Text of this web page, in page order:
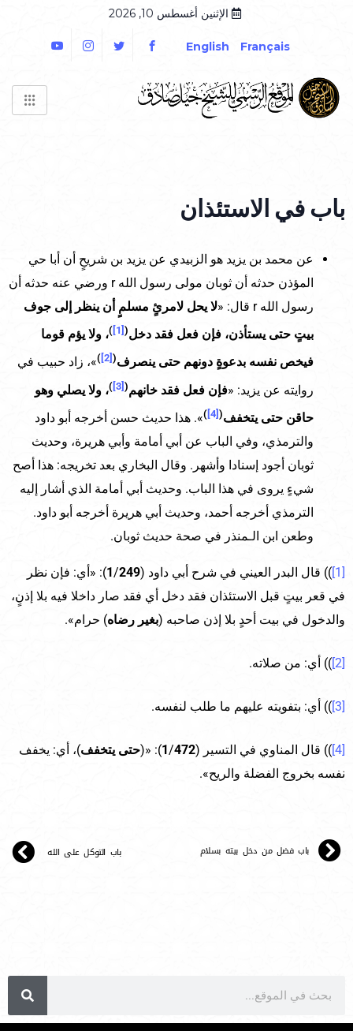
الإثنين أغسطس 10, 2026
Français
English
باب في الاستئذان
عن محمد بن يزيد هو الزبيدي عن يزيد بن شريحٍ أن أبا حي
المؤذن حدثه أن ثوبان مولى رسول الله r ورضي عنه حدثه أن
رسول الله r قال: «
لا يحل لامرئٍ مسلمٍ أن ينظر إلى جوف
بيتٍ حتى يستأذن، فإن فعل فقد دخل(
[1]
)، ولا يؤم قوما
فيخص نفسه بدعوةٍ دونهم حتى ينصرف(
[2]
)»، زاد حبيب في
روايته عن يزيد: «فإن فعل فقد خانهم(
[3]
)، ولا يصلي وهو
حاقن حتى يتخفف(
[4]
)». هذا حديث حسن أخرجه أبو داود
والترمذي، وفي الباب عن أبي أمامة وأبي هريرة، وحديث
ثوبان أجود إسنادا وأشهر. وقال البخاري بعد تخريجه: هذا أصح
شيءٍ يروى في هذا الباب. وحديث أبي أمامة الذي أشار إليه
الترمذي أخرجه أحمد، وحديث أبي هريرة أخرجه أبو داود.
وطعن ابن الـمنذر في صحة حديث ثوبان.
[1] )) قال البدر العيني في شرح أبي داود ( 1/249
): «أي: فإن نظر
في قعر بيتٍ قبل الاستئذان فقد دخل أي فقد صار داخلا فيه بلا إذنٍ،
والدخول في بيت أحدٍ بلا إذن صاحبه (بغير رضاه) حرام».
[2] )) أي: من صلاته.
[3] )) أي: بتفويته عليهم ما طلب لنفسه.
[4] )) قال المناوي في التسير ( 1/472
): «(حتى يتخفف)، أي: يخفف
نفسه بخروج الفضلة والريح».
باب فضل من دخل بيته بسلام باب التوكل على الله